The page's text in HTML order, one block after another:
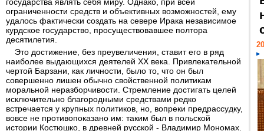
ограниченности средств и объективных возможностей, ему
удалось фактически создать на севере Ирака независимое
курдское государство, просуществовавшее полтора
десятилетия.
Это достижение, без преувеличения, ставит его в ряд
наиболее выдающихся деятелей ХХ века. Привлекательной
чертой Барзани, как личности, было то, что он был
совершенно лишен обычно свойственной политикам
моральной неразборчивости. Стремление достигать целей
исключительно благородными средствами редко
встречается у крупных политиков, но, вопреки предрассудку,
вовсе не противопоказано им: таким был в польской
истории Костюшко, в древней русской - Владимир Мономах.